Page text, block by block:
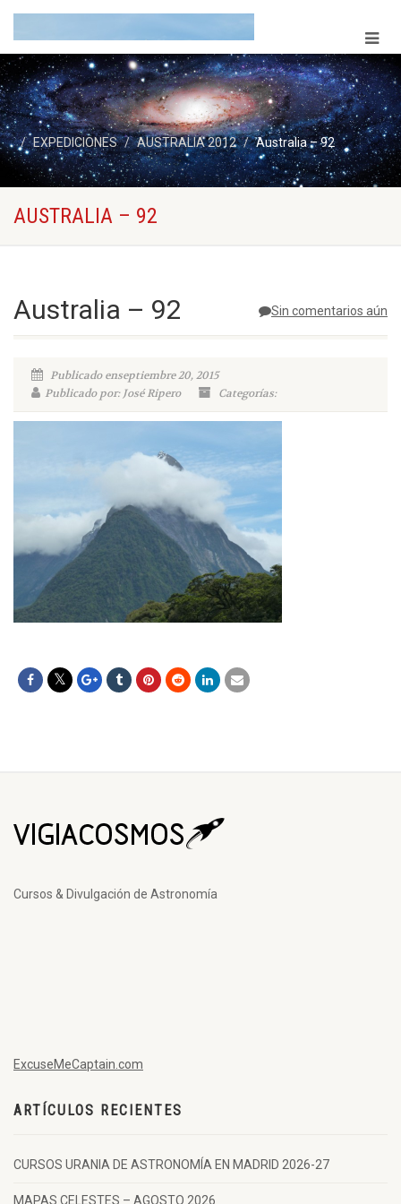
EXPEDICIONES AUSTRALIA 2012 Australia – 92
AUSTRALIA – 92
Sin comentarios aún
Australia – 92
Publicado enseptiembre 20, 2015
Publicado por: José Ripero
Categorías:
Cursos & Divulgación de Astronomía
ExcuseMeCaptain.com
ARTÍCULOS RECIENTES
CURSOS URANIA DE ASTRONOMÍA EN MADRID 2026-27
MAPAS CELESTES – AGOSTO 2026